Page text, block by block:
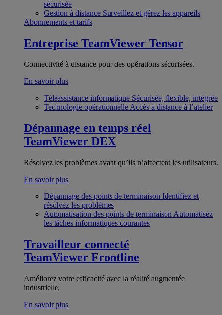
sécurisée
Gestion à distance Surveillez et gérez les appareils
Abonnements et tarifs
Entreprise TeamViewer Tensor
Connectivité à distance pour des opérations sécurisées.
En savoir plus
Téléassistance informatique Sécurisée, flexible, intégrée
Technologie opérationnelle Accès à distance à l’atelier
Dépannage en temps réel
TeamViewer DEX
Résolvez les problèmes avant qu’ils n’affectent les utilisateurs.
En savoir plus
Dépannage des points de terminaison Identifiez et
résolvez les problèmes
Automatisation des points de terminaison Automatisez
les tâches informatiques courantes
Travailleur connecté
TeamViewer Frontline
Améliorez votre efficacité avec la réalité augmentée
industrielle.
En savoir plus